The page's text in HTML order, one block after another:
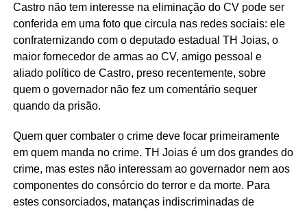
Castro não tem interesse na eliminação do CV pode ser
conferida em uma foto que circula nas redes sociais: ele
confraternizando com o deputado estadual TH Joias, o
maior fornecedor de armas ao CV, amigo pessoal e
aliado político de Castro, preso recentemente, sobre
quem o governador não fez um comentário sequer
quando da prisão.
Quem quer combater o crime deve focar primeiramente
em quem manda no crime. TH Joias é um dos grandes do
crime, mas estes não interessam ao governador nem aos
componentes do consórcio do terror e da morte. Para
estes consorciados, matanças indiscriminadas de